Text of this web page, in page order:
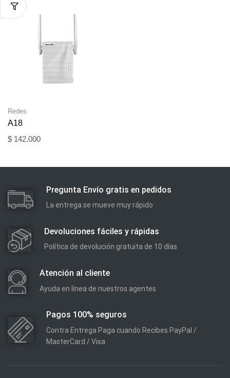
Redes
A18
$ 142.000
Pregunta Envío gratis en pedidos
La entrega se mueve muy rápido
Devoluciones fáciles y rápidas
Política de devolución gratuita de 10 días
Atención al cliente
Ayuda en línea de nuestros agentes
Pagos 100% seguros
Contra Entrega Paga cuando Recibes PayPal /
MasterCard / Visa